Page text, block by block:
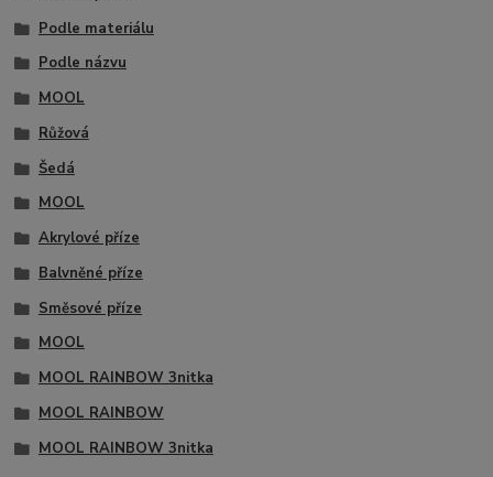
Podle materiálu
Podle názvu
MOOL
Růžová
Šedá
MOOL
Akrylové příze
Balvněné příze
Směsové příze
MOOL
MOOL RAINBOW 3nitka
MOOL RAINBOW
MOOL RAINBOW 3nitka